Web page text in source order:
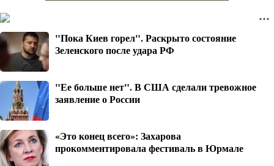
"Пока Киев горел". Раскрыто состояние
Зеленского после удара РФ
"Ее больше нет". В США сделали тревожное
заявление о России
«Это конец всего»: Захарова
прокомментировала фестиваль в Юрмале